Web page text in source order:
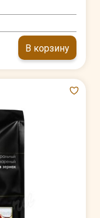
В корзину